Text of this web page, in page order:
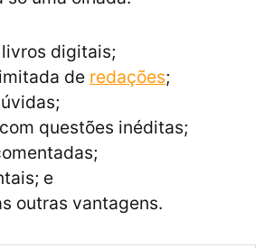
digitais;
de redações;
com questões inéditas;
e
outras vantagens.